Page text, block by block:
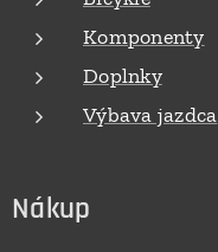
Komponenty
Doplnky
Výbava jazdca
Nákup